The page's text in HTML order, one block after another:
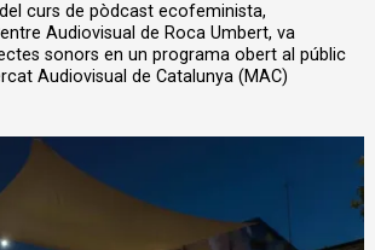
curs de pòdcast ecofeminista,
Audiovisual de Roca Umbert, va
sonors en un programa obert al públic
Audiovisual de Catalunya (MAC)